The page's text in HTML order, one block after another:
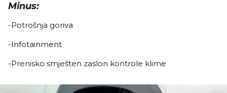
Minus:
-Potrošnja goriva
-Infotainment
-Prenisko smješten zaslon kontrole klime